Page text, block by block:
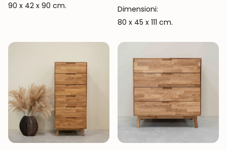
90 x 42 x 90 cm.
Dimensioni:
80 x 45 x 111 cm.